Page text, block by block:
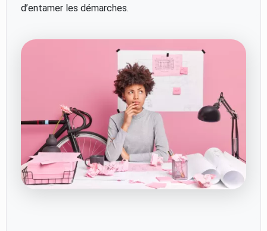
d’entamer les démarches.